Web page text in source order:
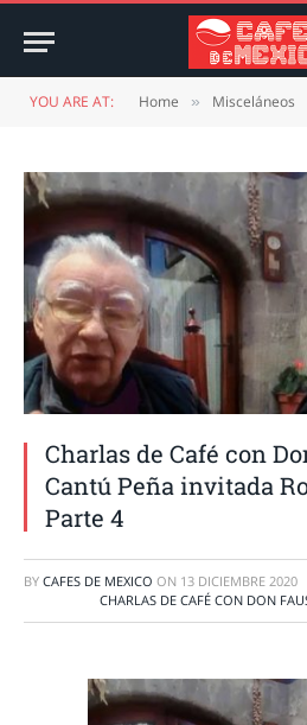
YOU ARE AT: Home » Misceláneos
Charlas de Café con
Cantú Peña invitada
Parte 4
BY CAFES DE MEXICO ON 13 DICIEMBRE 2020
CHARLAS DE CAFÉ CON DON